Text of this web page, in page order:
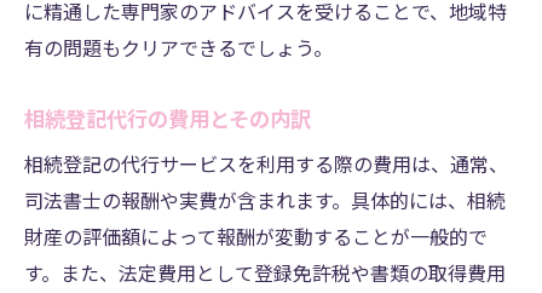
熊本市東区の相続登記代行サービス選び方と実
信頼できるサービスの選定基準
各サービスの特徴とメリット比較
利用者の評価から見るサービス実績
成功事例に基づく選び方のポイント
地域に特化したサポートの重要性
に精通した専門家のアドバイスを受けることで、地域特
有の問題もクリアできるでしょう。
相続登記代行の費用とその内訳
相続登記の代行サービスを利用する際の費用は、通常、
司法書士の報酬や実費が含まれます。具体的には、相続
財産の評価額によって報酬が変動することが一般的で
す。また、法定費用として登録免許税や書類の取得費用